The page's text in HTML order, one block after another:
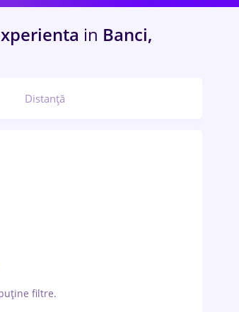
in Banci,
Distanță
filtre.